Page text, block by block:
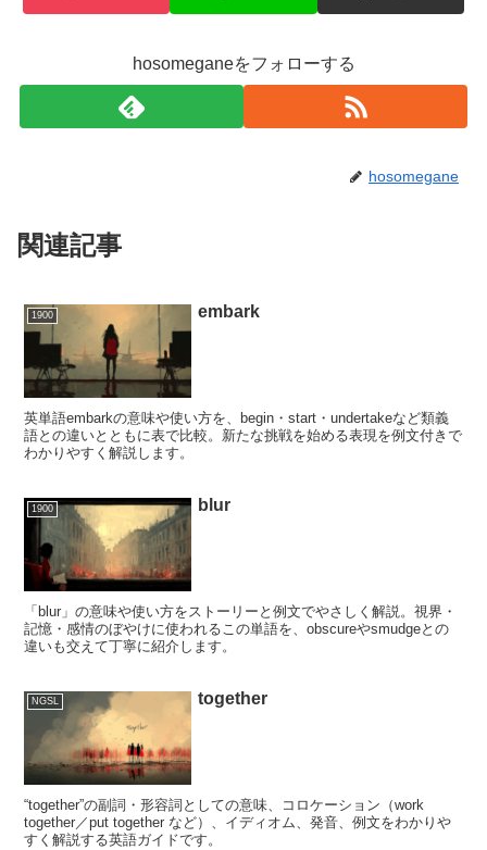
hosomeganeをフォローする
hosomegane
関連記事
1900 embark
英単語embarkの意味や使い方を、begin・start・undertakeなど類義
語との違いとともに表で比較。新たな挑戦を始める表現を例文付きで
わかりやすく解説します。
1900 blur
「blur」の意味や使い方をストーリーと例文でやさしく解説。視界・
記憶・感情のぼやけに使われるこの単語を、obscureやsmudgeとの
違いも交えて丁寧に紹介します。
NGSL together
“together”の副詞・形容詞としての意味、コロケーション（work
together／put together など）、イディオム、発音、例文をわかりや
すく解説する英語ガイドです。